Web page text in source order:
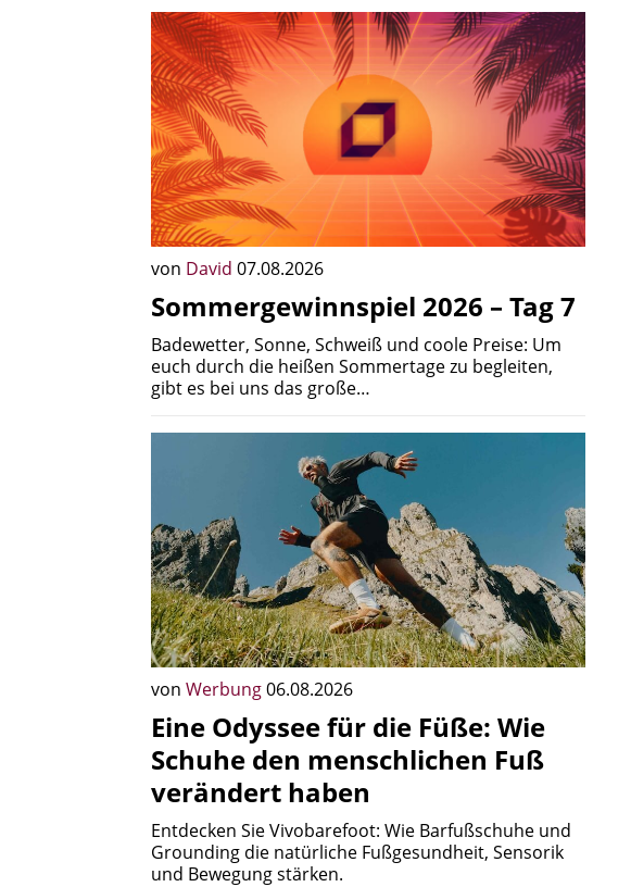
von David 07.08.2026
Sommergewinnspiel 2026 – Tag 7
Badewetter, Sonne, Schweiß und coole Preise: Um
euch durch die heißen Sommertage zu begleiten,
gibt es bei uns das große…
von Werbung06.08.2026
Eine Odyssee für die Füße: Wie
Schuhe den menschlichen Fuß
verändert haben
Entdecken Sie Vivobarefoot: Wie Barfußschuhe und
Grounding die natürliche Fußgesundheit, Sensorik
und Bewegung stärken.